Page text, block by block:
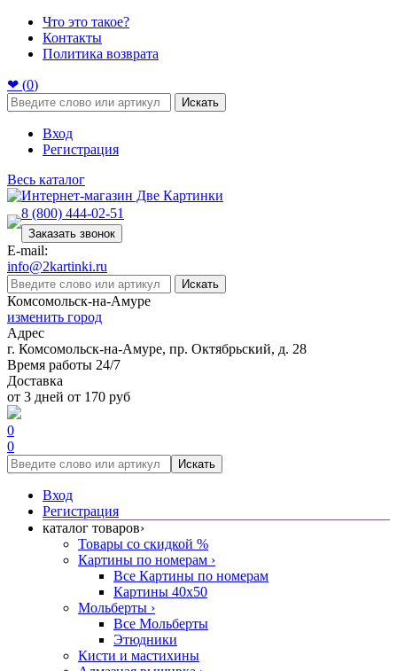
Что это такое?
Контакты
Политика возврата
❤ (0)
Искать
Вход
Регистрация
Весь каталог
8 (800) 444-02-51
Заказать звонок
E-mail:
info@2kartinki.ru
Искать
Комсомольск-на-Амуре
изменить город
Адрес
г. Комсомольск-на-Амуре, пр. Октябрьский, д. 28
Время работы 24/7
Доставка
от 3 дней от 170 руб
0
0
Искать
Вход
Регистрация
каталог товаров›
Товары со скидкой %
Картины по номерам ›
Все Картины по номерам
Картины 40x50
Мольберты ›
Все Мольберты
Этюдники
Кисти и мастихины